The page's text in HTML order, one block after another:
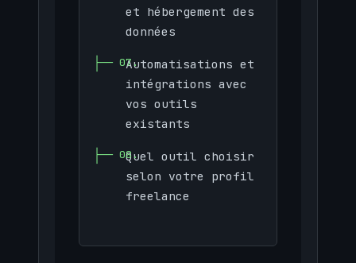
et hébergement des
données
Automatisations et
intégrations avec
vos outils
existants
Quel outil choisir
selon votre profil
freelance